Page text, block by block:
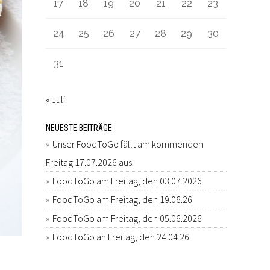
17 18 19 20 21 22 23
24 25 26 27 28 29 30
31
« Juli
NEUESTE BEITRÄGE
Unser FoodToGo fällt am kommenden
Freitag 17.07.2026 aus.
FoodToGo am Freitag, den 03.07.2026
FoodToGo am Freitag, den 19.06.26
FoodToGo am Freitag, den 05.06.2026
FoodToGo an Freitag, den 24.04.26